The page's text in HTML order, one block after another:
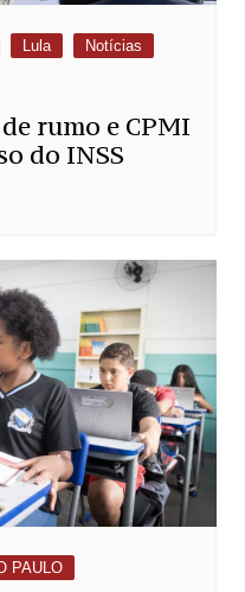
Lula
Notícias
rumo e CPMI
do INSS
PAULO